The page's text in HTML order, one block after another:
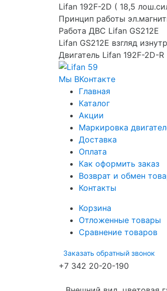
Lifan 192F-2D ( 18,5
Принцип работы
Работа ДВС Lifan GS212E
Lifan GS212E взгляд
Двигатель Lifan 192F-2D-R
Мы ВКонтакте
Главная
Каталог
Акции
Маркировка
Доставка
Оплата
Как оформить заказ
Возврат и обмен
Контакты
Корзина
Отложенные товары
Сравнение товаров
Заказать обратный звонок
+7 342 20-20-190